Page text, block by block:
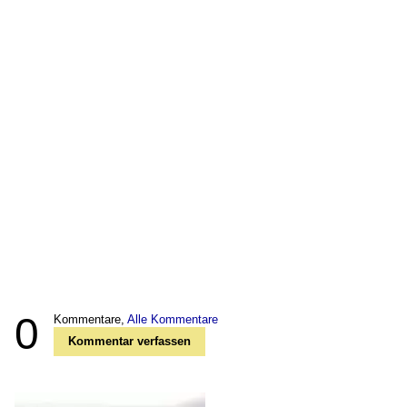
0 Kommentare, Alle Kommentare
Kommentar verfassen